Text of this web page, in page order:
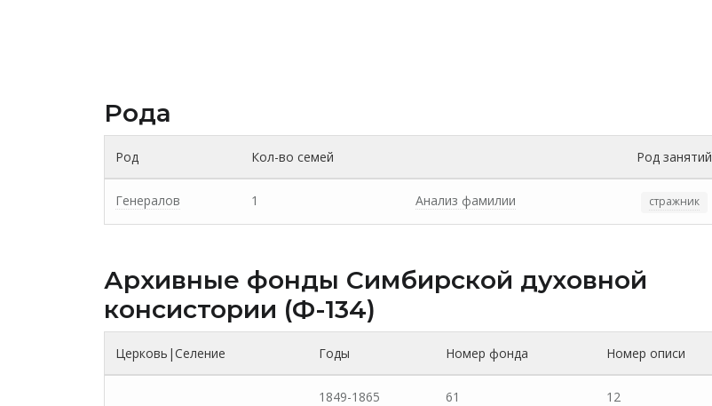
Рода
Род Кол-во семей Род занятий
Генералов 1 Анализ фамилии стражник
Архивные фонды Cимбирской духовной
консистории (Ф-134)
Церковь|Селение Годы Номер фонда Номер описи
1849-1865 61 12